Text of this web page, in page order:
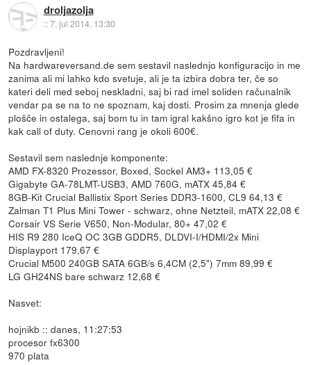
droljazolja
::7. jul 2014, 13:30
Pozdravljeni!
Na hardwareversand.de sem sestavil naslednjo konfiguracijo in me
zanima ali mi lahko kdo svetuje, ali je ta izbira dobra ter, če so
kateri deli med seboj neskladni, saj bi rad imel soliden računalnik
vendar pa se na to ne spoznam, kaj dosti. Prosim za mnenja glede
plošče in ostalega, saj bom tu in tam igral kakšno igro kot je fifa in
kak call of duty. Cenovni rang je okoli 600€.
Sestavil sem naslednje komponente:
AMD FX-8320 Prozessor, Boxed, Sockel AM3+ 113,05 €
Gigabyte GA-78LMT-USB3, AMD 760G, mATX 45,84 €
8GB-Kit Crucial Ballistix Sport Series DDR3-1600, CL9 64,13 €
Zalman T1 Plus Mini Tower - schwarz, ohne Netzteil, mATX 22,08 €
Corsair VS Serie V650, Non-Modular, 80+ 47,02 €
HIS R9 280 IceQ OC 3GB GDDR5, DLDVI-I/HDMI/2x Mini
Displayport 179,67 €
Crucial M500 240GB SATA 6GB/s 6,4CM (2,5") 7mm 89,99 €
LG GH24NS bare schwarz 12,68 €
Nasvet:
hojnikb :: danes, 11:27:53
procesor fx6300
970 plata